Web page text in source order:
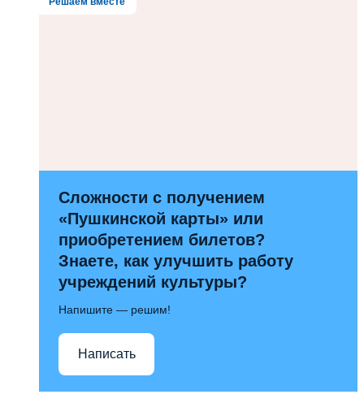
Сложности с получением
«Пушкинской карты» или
приобретением билетов?
Знаете, как улучшить работу
учреждений культуры?
Напишите — решим!
Написать